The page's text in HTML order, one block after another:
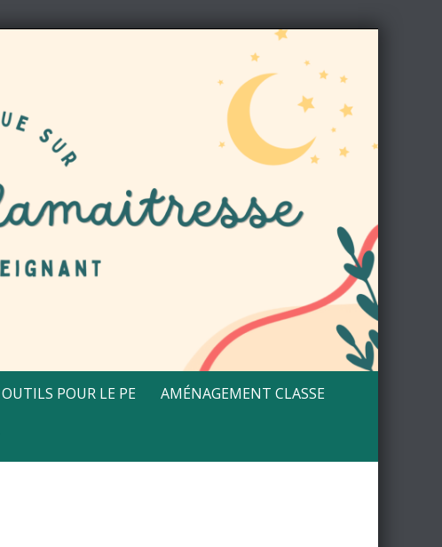
OUTILS POUR LE PE AMÉNAGEMENT CLASSE